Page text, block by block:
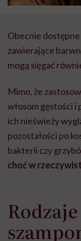
Obecnie
zawierające
mogą sięgać
Mimo, że
włosom gęstości i
ich nieświeży
pozostałości po
bakterii czy
choć w